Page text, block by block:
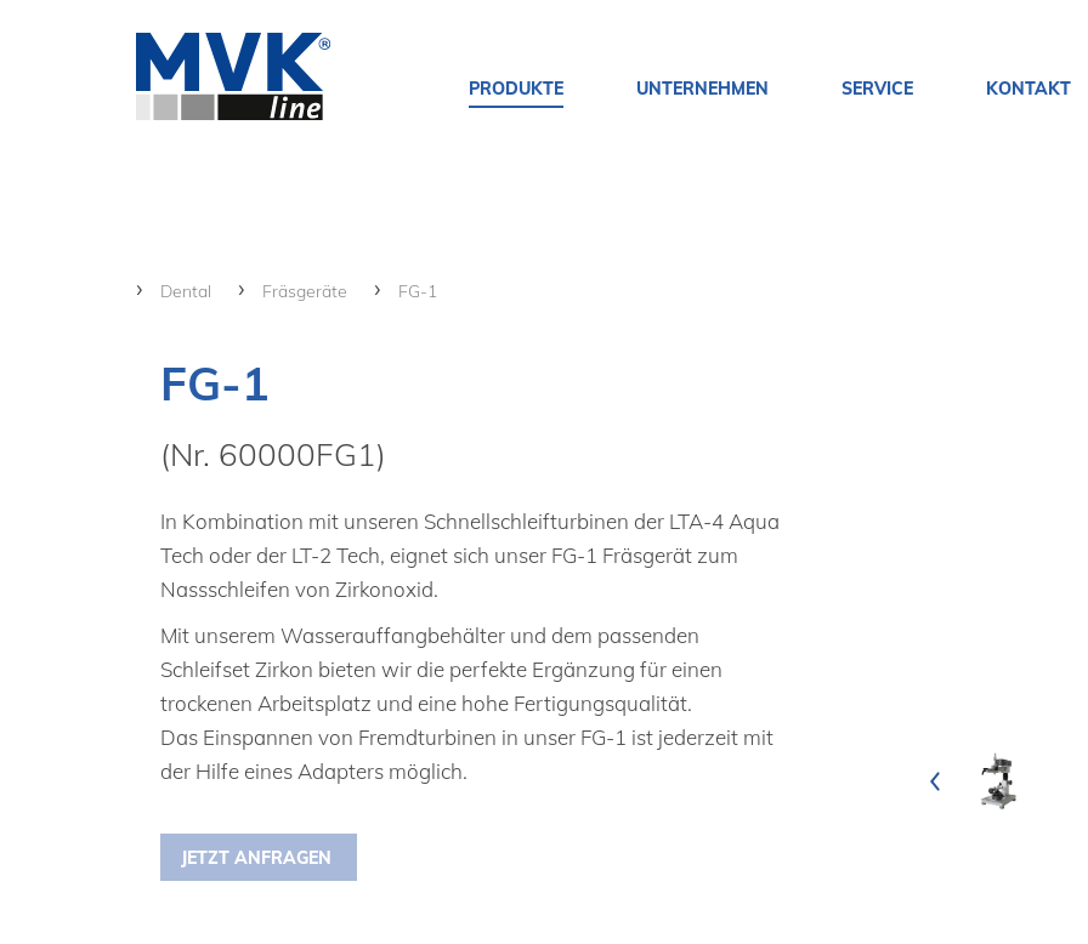
PRODUKTE UNTERNEHMEN SERVICE KONTAKT
Dental Fräsgeräte FG-1
FG-1
(Nr. 60000FG1)
In Kombination mit unseren Schnellschleifturbinen der LTA-4 Aqua
Tech oder der LT-2 Tech, eignet sich unser FG-1 Fräsgerät zum
Nassschleifen von Zirkonoxid.
Mit unserem Wasserauffangbehälter und dem passenden
Schleifset Zirkon bieten wir die perfekte Ergänzung für einen
trockenen Arbeitsplatz und eine hohe Fertigungsqualität.
Das Einspannen von Fremdturbinen in unser FG-1 ist jederzeit mit
der Hilfe eines Adapters möglich.
JETZT ANFRAGEN